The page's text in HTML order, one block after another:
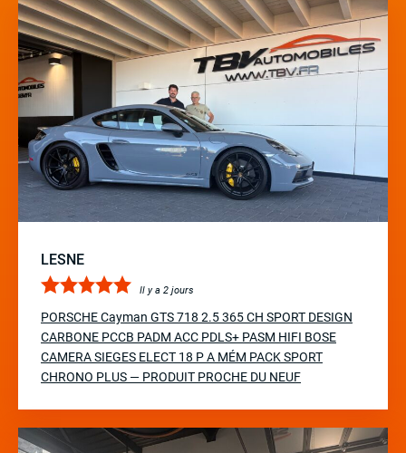
LESNE
Il y a 2 jours
PORSCHE Cayman GTS 718 2.5 365 CH SPORT DESIGN
CARBONE PCCB PADM ACC PDLS+ PASM HIFI BOSE
CAMERA SIEGES ELECT 18 P A MÉM PACK SPORT
CHRONO PLUS — PRODUIT PROCHE DU NEUF